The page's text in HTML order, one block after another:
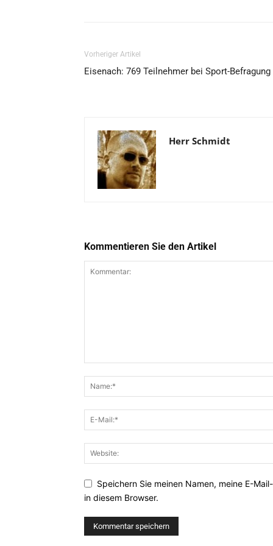
Vorheriger Artikel
Eisenach: 769 Teilnehmer bei Sport-Befragung
Herr Schmidt
Kommentieren Sie den Artikel
Speichern Sie meinen Namen, meine E-
in diesem Browser.